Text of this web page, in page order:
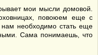
мои мысли домовой.
повоюем еще с
необходимо стать еще
Сама понимаешь, что